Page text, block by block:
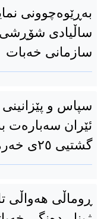
به‌ڕێوه‌چوونی
ساڵیادی
سازمانی خه‌بات
سپاس و
ئێران سەبارەت
گشتیی ٢٥ی خەرمانان
ڕوماڵی هەواڵی